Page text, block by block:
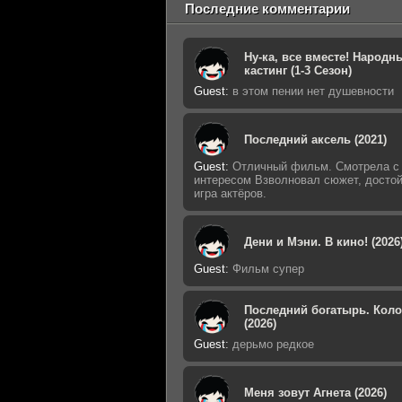
Последние комментарии
Ну-ка, все вместе!
кастинг (1-3 Сезон)
Guest: в этом пении нет душевности
Последний аксель (2021)
Guest: Отличный фильм. Смотрела с
интересом Взволновал сюжет,
игра актёров.
Дени и Мэни. В кино!
Guest: Фильм супер
Последний богатырь.
(2026)
Guest: дерьмо редкое
Меня зовут Агнета (2026)